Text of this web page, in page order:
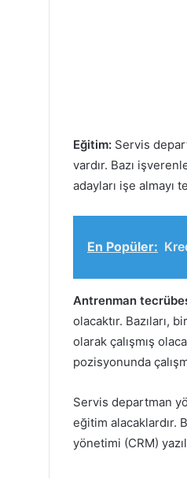
Eğitim: Servis
vardır. Bazı
adayları işe almayı
En Popüler:
Antrenman
olacaktır. Bazıları,
olarak çalışmış
pozisyonunda
Servis departman
eğitim alacaklardır.
yönetimi (CRM)